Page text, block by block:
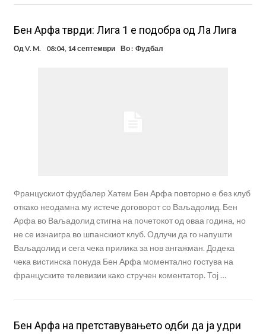
Бен Арфа тврди: Лига 1 е подобра од Ла Лига
ОдV. M. 08:04, 14 септември Во : Фудбал
Францускиот фудбалер Хатем Бен Арфа повторно е без клуб
откако неодамна му истече договорот со Ваљадолид. Бен
Арфа во Ваљадолид стигна на почетокот од оваа година, но
не се изнаигра во шпанскиот клуб. Одлучи да го напушти
Ваљадолид и сега чека прилика за нов ангажман. Додека
чека вистинска понуда Бен Арфа моментално гостува на
француските телевизии како стручен коментатор. Тој …
Бен Арфа на претставувањето одби да ја удри